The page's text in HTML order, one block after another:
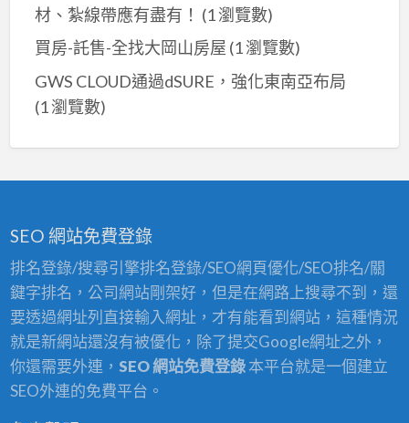
材、紮線帶應有盡有！ (1 瀏覽數)
買房-託售-全找大岡山房屋 (1 瀏覽數)
GWS CLOUD通過dSURE，強化東南亞布局
(1 瀏覽數)
SEO 網站免費登錄
排名登錄/搜尋引擎排名登錄/SEO網頁優化/SEO排名/關
鍵字排名，公司網站剛架好，但是在網路上搜尋不到，還
要透過網址列直接輸入網址，才有能看到網站，這種情況
就是新網站還沒有被優化，除了提交Google網址之外，
你還需要外連， SEO 網站免費登錄本平台就是一個建立
SEO外連的免費平台。